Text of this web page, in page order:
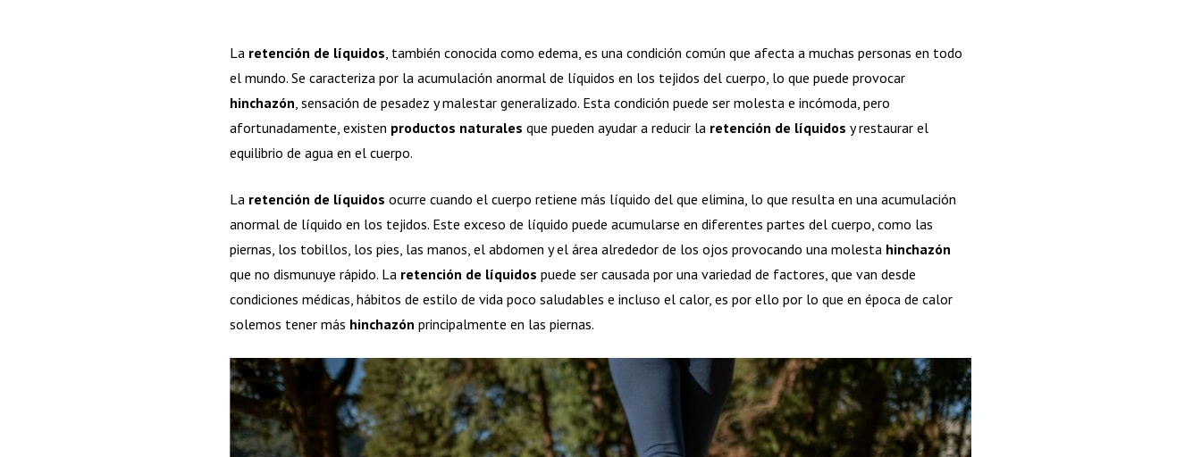
La retención de líquidos , también conocida como edema, es una condición común que afecta a muchas personas en todo
el mundo. Se caracteriza por la acumulación anormal de líquidos en los tejidos del cuerpo, lo que puede provocar
hinchazón , sensación de pesadez y malestar generalizado. Esta condición puede ser molesta e incómoda, pero
afortunadamente, existen productos naturales que pueden ayudar a reducir la retención de líquidos y restaurar el
equilibrio de agua en el cuerpo.
La retención de líquidos ocurre cuando el cuerpo retiene más líquido del que elimina, lo que resulta en una acumulación
anormal de líquido en los tejidos. Este exceso de líquido puede acumularse en diferentes partes del cuerpo, como las
piernas, los tobillos, los pies, las manos, el abdomen y el área alrededor de los ojos provocando una molesta hinchazón
que no dismunuye rápido. La retención de líquidos puede ser causada por una variedad de factores, que van desde
condiciones médicas, hábitos de estilo de vida poco saludables e incluso el calor, es por ello por lo que en época de calor
solemos tener más hinchazón principalmente en las piernas.